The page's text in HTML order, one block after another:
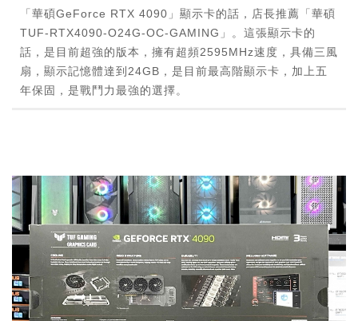
「華碩GeForce RTX 4090」顯示卡的話，店長推薦「華碩
TUF-RTX4090-O24G-OC-GAMING」。這張顯示卡的
話，是目前超強的版本，擁有超頻2595MHz速度，具備三風
扇，顯示記憶體達到24GB，是目前最高階顯示卡，加上五
年保固，是戰鬥力最強的選擇。